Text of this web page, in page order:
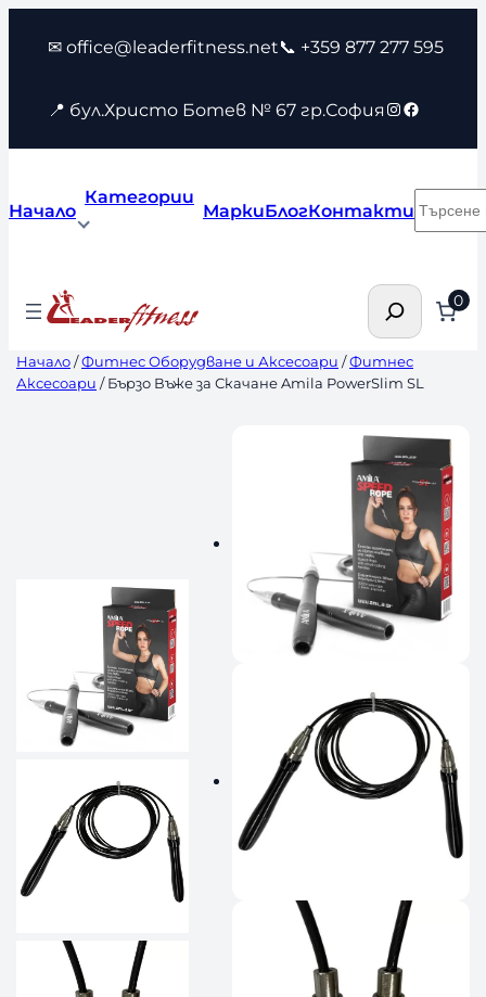
съдържанието
✉ office@leaderfitness.net📞 +359 877 277 595
📍 бул.Христо Ботев № 67 гр.София Instagram
Facebook
Начало
Категории
МаркиБлогКонтакти
Търсене 0
Начало/Фитнес Оборудване и Аксесоари /Фитнес
Аксесоари / Бързо Въже за Скачане Amila PowerSlim SL